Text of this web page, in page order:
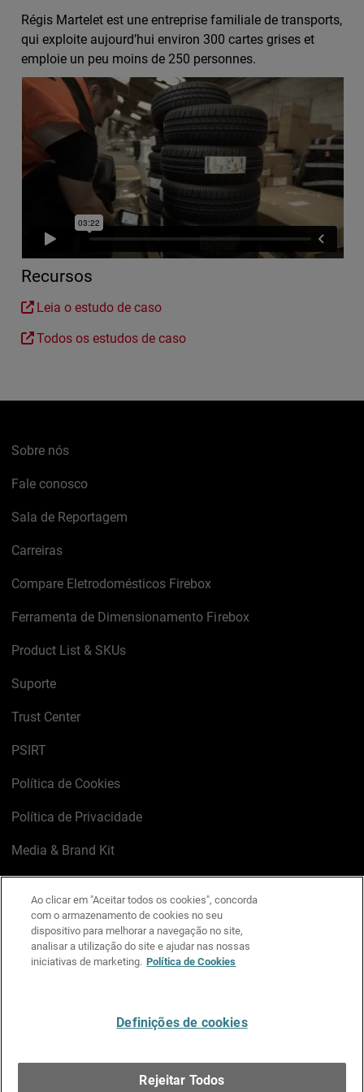
Régis Martelet est une entreprise familiale de transports,
qui exploite aujourd’hui environ 300 cartes grises et
emploie un peu moins de 250 personnes.
Recursos
Leia o estudo de caso
Todos os estudos de caso
Sobre nós
Fale conosco
Sala de Reportagem
Carreiras
Compare Eletrodomésticos Firebox
Ferramenta de Dimensionamento Firebox
Product List & SKUs
Suporte
Trust Center
PSIRT
Política de Cookies
Política de Privacidade
Media & Brand Kit
LinkedIn
X FacebookInstagram
YouTube
Ao clicar em "Aceitar todos os cookies", concorda
com o armazenamento de cookies no seu
dispositivo para melhorar a navegação no site,
analisar a utilização do site e ajudar nas nossas
iniciativas de marketing. Política de Cookies
Definições de cookies
Rejeitar Todos